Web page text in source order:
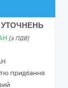
УТОЧНЕНЬ
(з ПДВ)
придбання